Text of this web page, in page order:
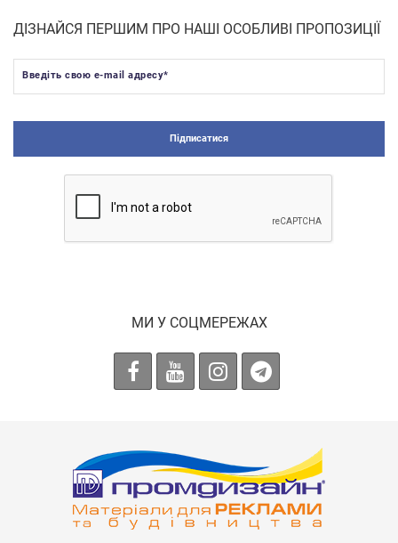
ДІЗНАЙСЯ ПЕРШИМ ПРО НАШІ ОСОБЛИВІ ПРОПОЗИЦІЇ
Введіть свою e-mail адресу*
Підписатися
МИ У СОЦМЕРЕЖАХ